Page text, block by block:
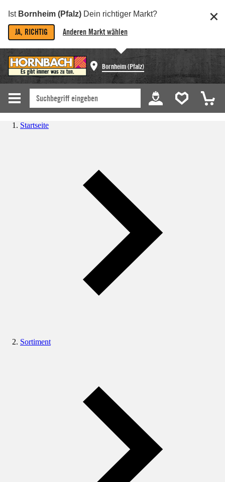
Ist Bornheim (Pfalz) Dein richtiger Markt?
JA, RICHTIG Anderen Markt wählen
Bornheim (Pfalz)
Startseite
Sortiment